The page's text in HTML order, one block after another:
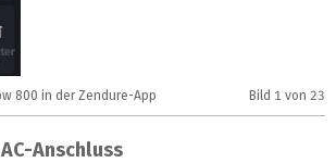
800 in der Zendure-App Bild 1 von 23
Anschluss